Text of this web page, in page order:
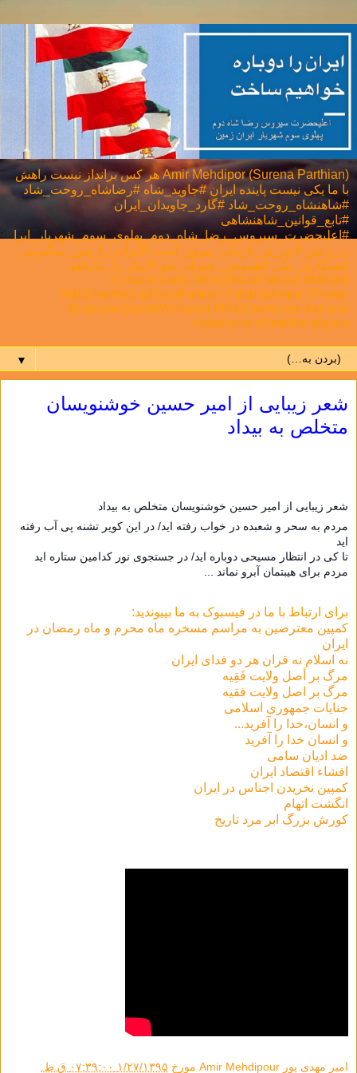
Amir Mehdipor (Surena Parthian) هر كس برانداز نيست راهش
با ما يكی نيست پاینده ایران #جاوید_شاه #رضاشاه_روحت_شاد
#شاهنشاه_روحت_شاد #گارد_جاویدان_ایران
#تابع_قوانین_شاهنشاهی
#اعلیحضرت_سیروس_رضا_شاه_دوم_پهلوی_سوم_شهریار_ایرا
ن_زمین #نور_بر_تاریکی_پیروز_است #ایران_را_پس_میگیریم
#همکاری_ملی⁩ #هموطن_همراه_شو #لبیک_یا_نتانیاهو
#CyrusAccords #KingRezaPahlavi #MIGA
#MIGAwithKingRezaPahlavi #MahsaAmini #Trump
#IraniansStandWithIsrael #IRGCterrorists #atheist
#atheisme #AmirMehdipour
▼
شعر زیبایی از امیر حسین خوشنویسان
متخلص به بیداد
شعر زیبایی از امیر حسین خوشنویسان متخلص به بیداد
مردم به سحر و شعبده در خواب رفته اید/ در این کویر تشنه پی آب رفته
اید
تا کی در انتظار مسیحی دوباره اید/ در جستجوی نور کدامین ستاره اید
مردم برای هیبتمان آبرو نماند ...
برای ارتباط با ما در فيسبوک به ما بپيونديد:
کمپین معترضین به مراسم مسخره ماه محرم و ماه رمضان در
ایران
نه اسلام نه قران هر دو فداى ايران
مرگ بر أصل ولايت فَقِيه
مرگ بر اصل ولایت فقیه
جنایات جمهوری اسلامی
و انسان،خدا را آفرید...
و انسان خدا را آفرید
ضد ادیان سامی
افشاء اقتصاد ایران
کمپین نخریدن اجناس در ایران
انگشت اتهام
كورش بزرگ ابر مرد تاريخ
امیر مهدی پور Amir Mehdipour مورخ ۱/۲۷/۱۳۹۵ ۰۷:۳۹:۰۰ ق.ظ.